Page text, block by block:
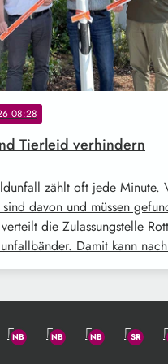
08:28
Tierleid verhindern
zählt oft jede Minute.
davon und müssen
die Zulassungstelle
Damit kann